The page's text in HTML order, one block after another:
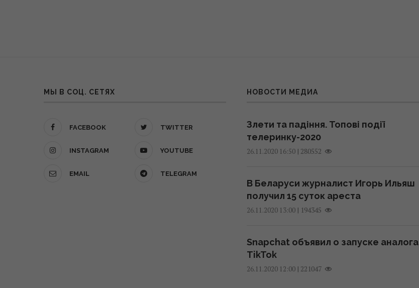
МЫ В СОЦ. СЕТЯХ
FACEBOOK TWITTER
INSTAGRAM YOUTUBE
EMAIL TELEGRAM
НОВОСТИ МЕДИА
Злети та падіння. Топові події
телеринку-2020
26.11.2020 16:50| 280552
В Беларуси журналист Игорь Ильяш
получил 15 суток ареста
26.11.2020 13:00| 194345
Snapchat объявил о запуске аналога
TikTok
26.11.2020 12:00| 221047